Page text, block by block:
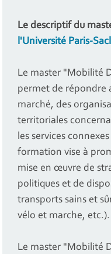
Le descriptif du
l'Université Paris-
Le master "Mobilité
permet de répondre
marché, des
territoriales
les services
formation vise à
mise en œuvre de
politiques et de
transports sains et
vélo et marche, etc.).
Le master "Mobilité